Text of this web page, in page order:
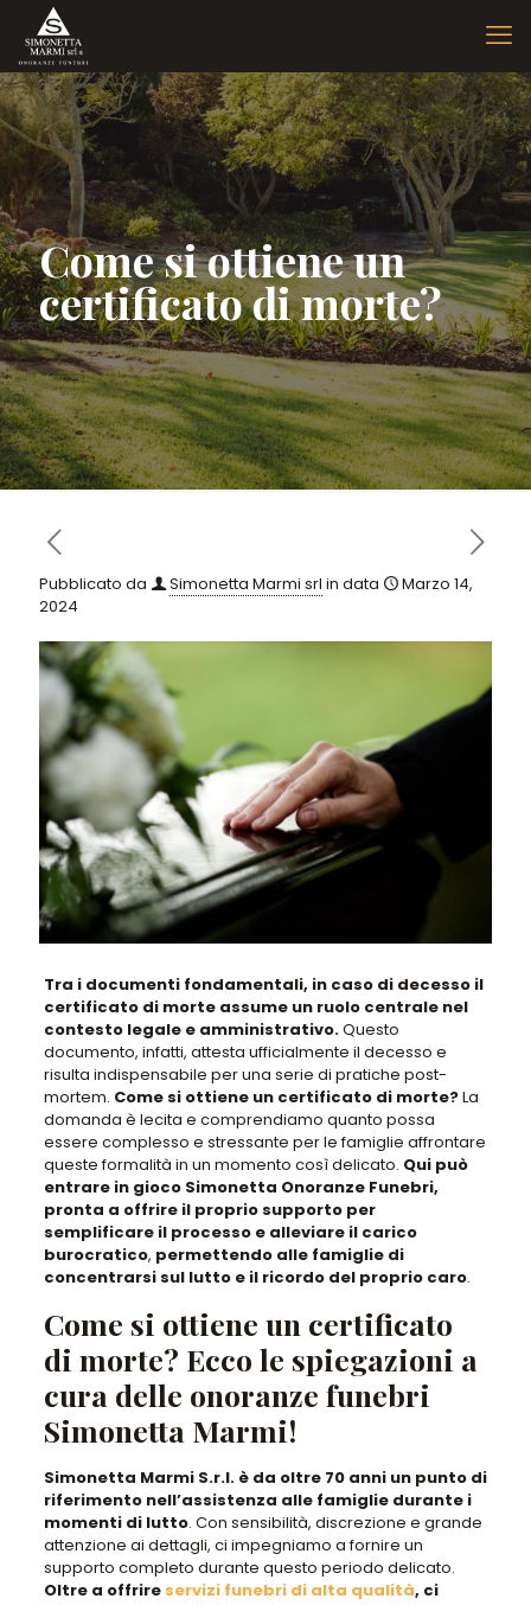
Come si ottiene un
certificato di morte?
Pubblicato da Simonetta Marmi srl in data
Marzo 14,
2024
Tra i documenti fondamentali, in caso di decesso il
certificato di morte assume un ruolo centrale nel
contesto legale e amministrativo.Questo
documento, infatti, attesta ufficialmente il decesso e
risulta indispensabile per una serie di pratiche post-
mortem. Come si ottiene un certificato di morte?La
domanda è lecita e comprendiamo quanto possa
essere complesso e stressante per le famiglie affrontare
queste formalità in un momento così delicato. Qui può
entrare in gioco Simonetta Onoranze Funebri,
pronta a offrire il proprio supporto per
semplificare il processo e alleviare il carico
burocratico, permettendo alle famiglie di
concentrarsi sul lutto e il ricordo del proprio caro.
Come si ottiene un certificato
di morte? Ecco le spiegazioni a
cura delle onoranze funebri
Simonetta Marmi!
Simonetta Marmi S.r.l. è da oltre 70 anni un punto di
riferimento nell’assistenza alle famiglie durante i
momenti di lutto. Con sensibilità, discrezione e grande
attenzione ai dettagli, ci impegniamo a fornire un
supporto completo durante questo periodo delicato.
Oltre a offrire servizi funebri di alta qualità, ci